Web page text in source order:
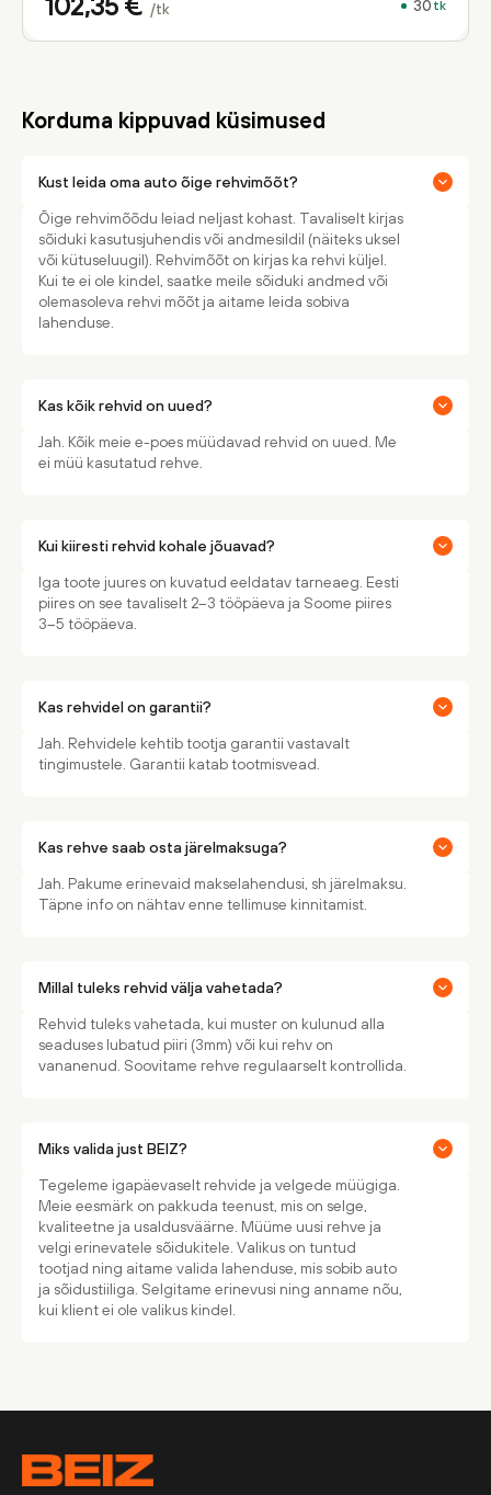
/tk 30 tk
Korduma kippuvad küsimused
Kust leida oma auto õige rehvimõõt?
Õige rehvimõõdu leiad neljast kohast. Tavaliselt kirjas
sõiduki kasutusjuhendis või andmesildil (näiteks uksel
või kütuseluugil). Rehvimõõt on kirjas ka rehvi küljel.
Kui te ei ole kindel, saatke meile sõiduki andmed või
olemasoleva rehvi mõõt ja aitame leida sobiva
lahenduse.
Kas kõik rehvid on uued?
Jah. Kõik meie e-poes müüdavad rehvid on uued. Me
ei müü kasutatud rehve.
Kui kiiresti rehvid kohale jõuavad?
Iga toote juures on kuvatud eeldatav tarneaeg. Eesti
piires on see tavaliselt 2–3 tööpäeva ja Soome piires
3–5 tööpäeva.
Kas rehvidel on garantii?
Jah. Rehvidele kehtib tootja garantii vastavalt
tingimustele. Garantii katab tootmisvead.
Kas rehve saab osta järelmaksuga?
Jah. Pakume erinevaid makselahendusi, sh järelmaksu.
Täpne info on nähtav enne tellimuse kinnitamist.
Millal tuleks rehvid välja vahetada?
Rehvid tuleks vahetada, kui muster on kulunud alla
seaduses lubatud piiri (3mm) või kui rehv on
vananenud. Soovitame rehve regulaarselt kontrollida.
Miks valida just BEIZ?
Tegeleme igapäevaselt rehvide ja velgede müügiga.
Meie eesmärk on pakkuda teenust, mis on selge,
kvaliteetne ja usaldusväärne. Müüme uusi rehve ja
velgi erinevatele sõidukitele. Valikus on tuntud
tootjad ning aitame valida lahenduse, mis sobib auto
ja sõidustiiliga. Selgitame erinevusi ning anname nõu,
kui klient ei ole valikus kindel.